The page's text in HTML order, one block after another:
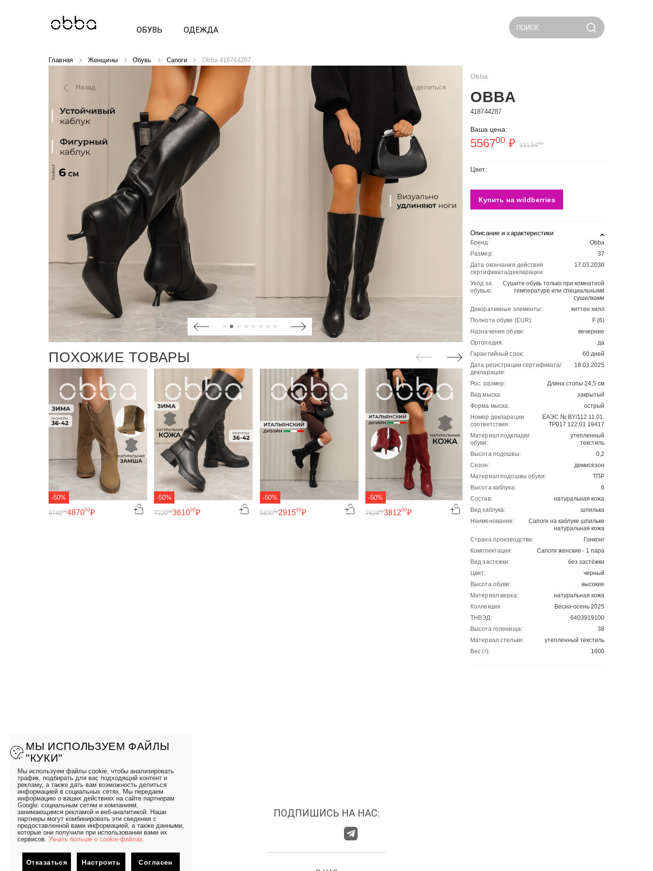
ОБУВЬ ОДЕЖДА ПОИСК
Главная Женщины Обувь Сапоги Obba 418744287
Назад Поделиться
ПОХОЖИЕ ТОВАРЫ
-50%
487000₽
974000
-50%
361000₽
722000
-50%
291500₽
583000
-50%
381200₽
762400
-50%
2701
540200
-50%
4621
924200
Obba
OBBA
418744287
Ваша цена:
556700 ₽ 1113400
Цвет:
Купить на wildberries
Описание и характеристики
Бренд:
Obba
Размер:
37
Дата окончания действия
сертификата/декларации:
17.03.2030
Уход за
обувью:
Сушите обувь только при комнатной
температуре или специальными
сушилками
Декоративные элементы:
киттен хилл
Полнота обуви (EUR):
F (6)
Назначение обуви:
вечерние
Ортопедия:
да
Гарантийный срок:
60 дней
Дата регистрации сертификата/
декларации:
18.03.2025
Рос. размер:
Длина стопы 24,5 см
Вид мыска:
закрытый
Форма мыска:
острый
Номер декларации
соответствия:
ЕАЭС № BY/112 11.01.
ТР017 122.01 19417
Материал подкладки
обуви:
утепленный
текстиль
Высота подошвы:
0,2
Сезон:
демисезон
Материал подошвы обуви:
ТПР
Высота каблука:
6
Состав:
натуральная кожа
Вид каблука:
шпилька
Наименование:
Сапоги на каблуке шпильке
натуральная кожа
Страна производства:
Гонконг
Комплектация:
Сапоги женские - 1 пара
Вид застежки:
без застёжки
Цвет:
черный
Высота обуви:
высокие
Материал верха:
натуральная кожа
Коллекция:
Весна-осень 2025
ТНВЭД:
6403919100
Высота голенища:
38
Материал стельки:
утепленный текстиль
Вес (г):
1600
ПОДПИШИСЬ НА НАС:
МЫ ИСПОЛЬЗУЕМ ФАЙЛЫ
"КУКИ"
Мы используем файлы cookie, чтобы анализировать
трафик, подбирать для вас подходящий контент и
рекламу, а также дать вам возможность делиться
информацией в социальных сетях. Мы передаем
информацию о ваших действиях на сайте партнерам
Google: социальным сетям и компаниям,
занимающимся рекламой и веб-аналитикой. Наши
партнеры могут комбинировать эти сведения с
предоставленной вами информацией, а также данными,
которые они получили при использовании вами их
сервисов. Узнать больше о cookie-файлах.
Отказаться Настроить Согласен